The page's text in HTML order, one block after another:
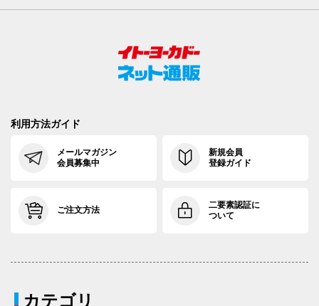
利用方法ガイド
メールマガジン
会員募集中
新規会員
登録ガイド
ご注文方法
二要素認証に
ついて
カテゴリ